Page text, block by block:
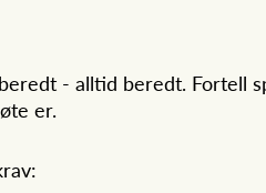
- alltid beredt. Fortell
er.